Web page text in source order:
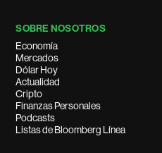
SOBRE NOSOTROS
Economía
Mercados
Dólar Hoy
Actualidad
Cripto
Finanzas Personales
Podcasts
Listas de Bloomberg Línea